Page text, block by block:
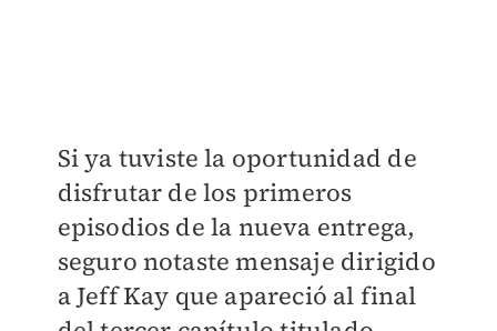
Si ya tuviste la oportunidad de
disfrutar de los primeros
episodios de la nueva entrega,
seguro notaste mensaje dirigido
a Jeff Kay que apareció al final